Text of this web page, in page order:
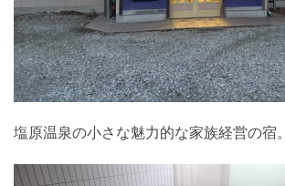
塩原温泉の小さな魅力的な家族経営の宿。